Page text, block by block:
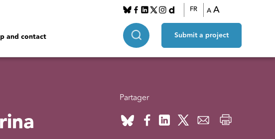
and contact
FR A A
Submit a project
Partager